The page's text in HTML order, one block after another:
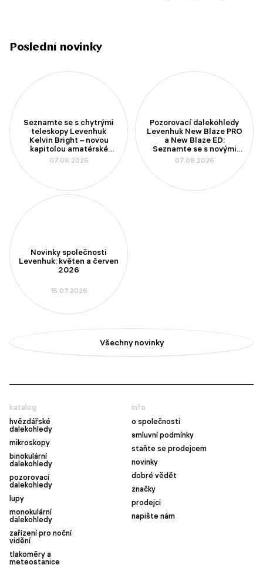
Poslední novinky
Seznamte se s chytrými
teleskopy Levenhuk
Kelvin Bright – novou
kapitolou amatérské
astronomie
07.08.2026
Pozorovací dalekohledy
Levenhuk New Blaze PRO
a New Blaze ED:
Seznamte se s novými
modely se 100mm
aperturou
07.08.2026
Novinky společnosti
Levenhuk: květen a červen
2026
15.07.2026
Všechny novinky
katalog
hvězdářské
dalekohledy
mikroskopy
binokulární
dalekohledy
pozorovací
dalekohledy
lupy
monokulární
dalekohledy
zařízení pro noční
vidění
tlakoměry a
meteostanice
info
o společnosti
smluvní podmínky
staňte se prodejcem
novinky
dobré vědět
značky
prodejci
napište nám